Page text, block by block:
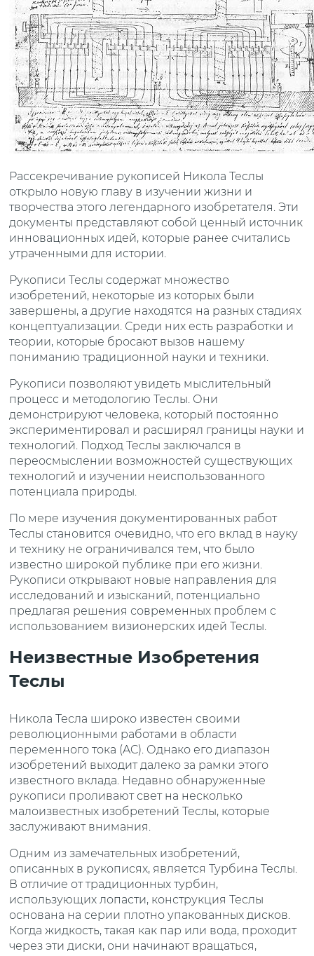
Рассекречивание рукописей Никола Теслы
открыло новую главу в изучении жизни и
творчества этого легендарного изобретателя. Эти
документы представляют собой ценный источник
инновационных идей, которые ранее считались
утраченными для истории.
Рукописи Теслы содержат множество
изобретений, некоторые из которых были
завершены, а другие находятся на разных стадиях
концептуализации. Среди них есть разработки и
теории, которые бросают вызов нашему
пониманию традиционной науки и техники.
Рукописи позволяют увидеть мыслительный
процесс и методологию Теслы. Они
демонстрируют человека, который постоянно
экспериментировал и расширял границы науки и
технологий. Подход Теслы заключался в
переосмыслении возможностей существующих
технологий и изучении неиспользованного
потенциала природы.
По мере изучения документированных работ
Теслы становится очевидно, что его вклад в науку
и технику не ограничивался тем, что было
известно широкой публике при его жизни.
Рукописи открывают новые направления для
исследований и изысканий, потенциально
предлагая решения современных проблем с
использованием визионерских идей Теслы.
Неизвестные Изобретения
Теслы
Никола Тесла широко известен своими
революционными работами в области
переменного тока (AC). Однако его диапазон
изобретений выходит далеко за рамки этого
известного вклада. Недавно обнаруженные
рукописи проливают свет на несколько
малоизвестных изобретений Теслы, которые
заслуживают внимания.
Одним из замечательных изобретений,
описанных в рукописях, является Турбина Теслы.
В отличие от традиционных турбин,
использующих лопасти, конструкция Теслы
основана на серии плотно упакованных дисков.
Когда жидкость, такая как пар или вода, проходит
через эти диски, они начинают вращаться,